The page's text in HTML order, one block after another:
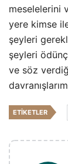
meselelerini
yere kimse
şeyleri
şeyleri
ve söz
ETIKETLER